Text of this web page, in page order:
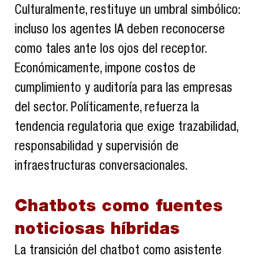
Culturalmente, restituye un umbral simbólico:
incluso los agentes IA deben reconocerse
como tales ante los ojos del receptor.
Económicamente, impone costos de
cumplimiento y auditoría para las empresas
del sector. Políticamente, refuerza la
tendencia regulatoria que exige trazabilidad,
responsabilidad y supervisión de
infraestructuras conversacionales.
Chatbots como fuentes
noticiosas híbridas
La transición del chatbot como asistente